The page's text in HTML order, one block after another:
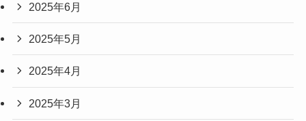
2025年6月
2025年5月
2025年4月
2025年3月